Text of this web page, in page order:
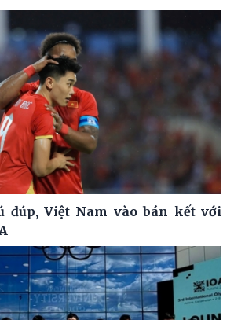
đúp, Việt Nam vào bán kết với